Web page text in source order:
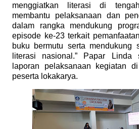
menggiatkan literasi di
membantu pelaksanaan dan
dalam rangka mendukung
episode ke-23 terkait
buku bermutu serta mendukung
literasi nasional.” Papar Linda
laporan pelaksanaan kegiatan
peserta lokakarya.